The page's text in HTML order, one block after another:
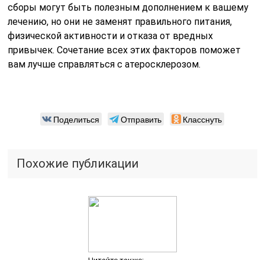
сборы могут быть полезным дополнением к вашему
лечению, но они не заменят правильного питания,
физической активности и отказа от вредных
привычек. Сочетание всех этих факторов поможет
вам лучше справляться с атеросклерозом.
Поделиться Отправить Класснуть
Похожие публикации